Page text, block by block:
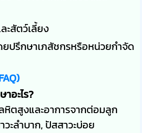
ะสัตว์เลี้ยง
ปรึกษาเภสัชกรหรือหน่วยกำจัด
อะไร?
หิตสูงและอาการจากต่อมลูก
ะลำบาก, ปัสสาวะบ่อย